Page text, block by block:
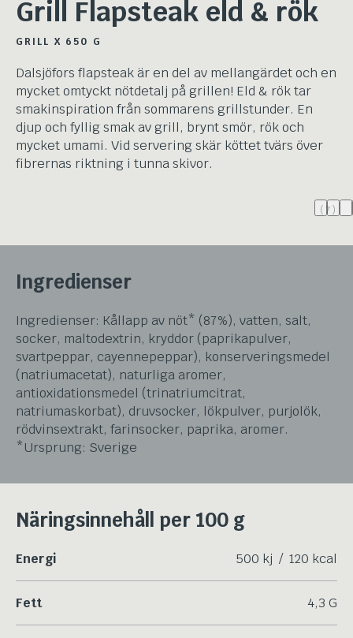
Grill Flapsteak eld & rök
GRILL X 650 G
Dalsjöfors flapsteak är en del av mellangärdet och en
mycket omtyckt nötdetalj på grillen! Eld & rök tar
smakinspiration från sommarens grillstunder. En
djup och fyllig smak av grill, brynt smör, rök och
mycket umami. Vid servering skär köttet tvärs över
fibrernas riktning i tunna skivor.
(7)
Näringsinnehåll per 100 g
Energi 500 kj / 120 kcal
Fett 4,3 G
Ingredienser
Ingredienser: Kållapp av nöt* (87%), vatten, salt,
socker, maltodextrin, kryddor (paprikapulver,
svartpeppar, cayennepeppar), konserveringsmedel
(natriumacetat), naturliga aromer,
antioxidationsmedel (trinatriumcitrat,
natriumaskorbat), druvsocker, lökpulver, purjolök,
rödvinsextrakt, farinsocker, paprika, aromer.
*Ursprung: Sverige